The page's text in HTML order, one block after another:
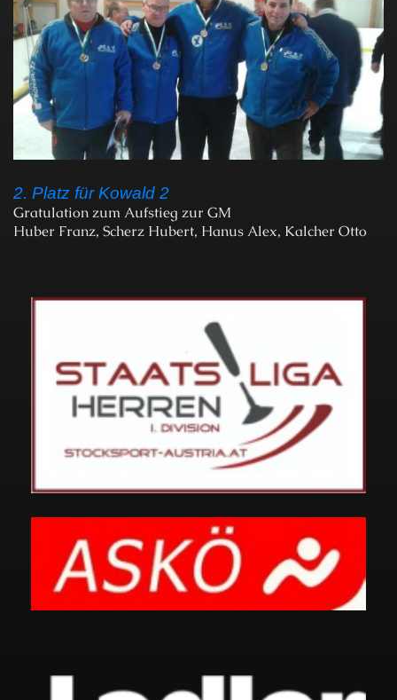
2. Platz für Kowald 2
Gratulation zum Aufstieg zur GM
Huber Franz, Scherz Hubert, Hanus Alex, Kalcher Otto